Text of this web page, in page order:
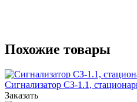
Похожие товары
Сигнализатор СЗ-1.1,
Заказать